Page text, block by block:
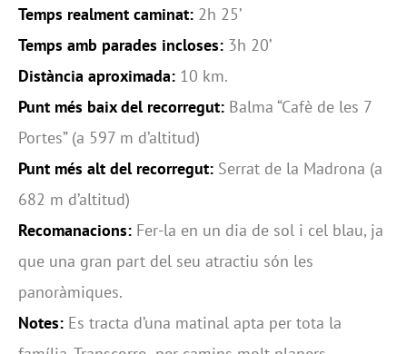
Temps realment caminat: 2h 25’
Temps amb parades incloses: 3h 20’
Distància aproximada: 10 km.
Punt més baix del recorregut: Balma “Cafè de les 7
Portes” (a 597 m d’altitud)
Punt més alt del recorregut: Serrat de la Madrona (a
682 m d’altitud)
Recomanacions: Fer-la en un dia de sol i cel blau, ja
que una gran part del seu atractiu són les
panoràmiques.
Notes: Es tracta d’una matinal apta per tota la